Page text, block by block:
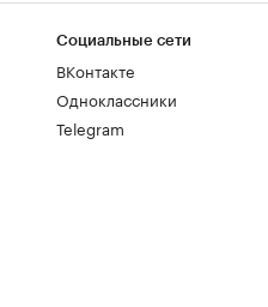
Социальные сети
ВКонтакте
Одноклассники
Telegram